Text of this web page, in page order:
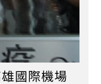
國際機場